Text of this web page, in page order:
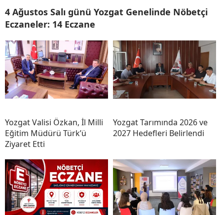
4 Ağustos Salı günü Yozgat Genelinde Nöbetçi
Eczaneler: 14 Eczane
Yozgat Valisi Özkan, İl Milli
Eğitim Müdürü Türk’ü
Ziyaret Etti
Yozgat Tarımında 2026 ve
2027 Hedefleri Belirlendi